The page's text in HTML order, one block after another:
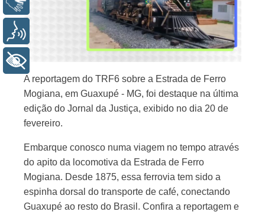
A reportagem do TRF6 sobre a Estrada de Ferro
Mogiana, em Guaxupé - MG, foi destaque na última
edição do Jornal da Justiça, exibido no dia 20 de
fevereiro.
Embarque conosco numa viagem no tempo através
do apito da locomotiva da Estrada de Ferro
Mogiana. Desde 1875, essa ferrovia tem sido a
espinha dorsal do transporte de café, conectando
Guaxupé ao resto do Brasil. Confira a reportagem e
+ Acessibilidade